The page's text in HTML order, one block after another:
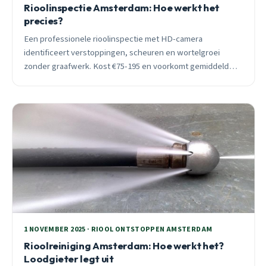
Rioolinspectie Amsterdam: Hoe werkt het
precies?
Een professionele rioolinspectie met HD-camera
identificeert verstoppingen, scheuren en wortelgroei
zonder graafwerk. Kost €75-195 en voorkomt gemiddeld
1 NOVEMBER 2025 · RIOOL ONTSTOPPEN AMSTERDAM
Rioolreiniging Amsterdam: Hoe werkt het?
Loodgieter legt uit